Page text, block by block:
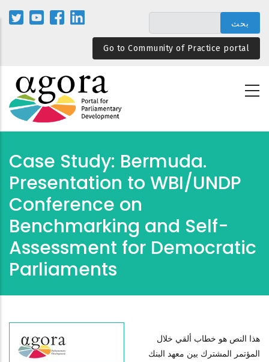
المحتوى
الرئيسيGo to Community of Practice portal
Case Study: Bermuda.
Presentation to WBI/UNDP
Conference on
Benchmarking and Self-
Assessment for Democratic
Parliaments
هذا النص هو خطاب ألقي خلال
المؤتمر المشترك بين معهد البنك